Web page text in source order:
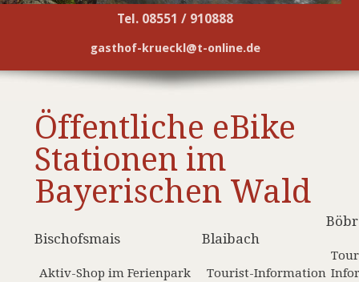
Tel. 08551 / 910888
gasthof-krueckl@t-online.de
Öffentliche eBike
Stationen im
Bayerischen Wald
Bischofsmais
Aktiv-Shop im Ferienpark
Blaibach
Tourist-Information